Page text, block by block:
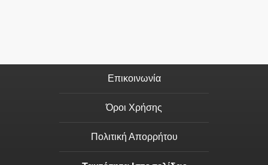
Επικοινωνία
Όροι Χρήσης
Πολιτική Απορρήτου